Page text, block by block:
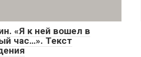
«Я к ней вошел в
час…». Текст